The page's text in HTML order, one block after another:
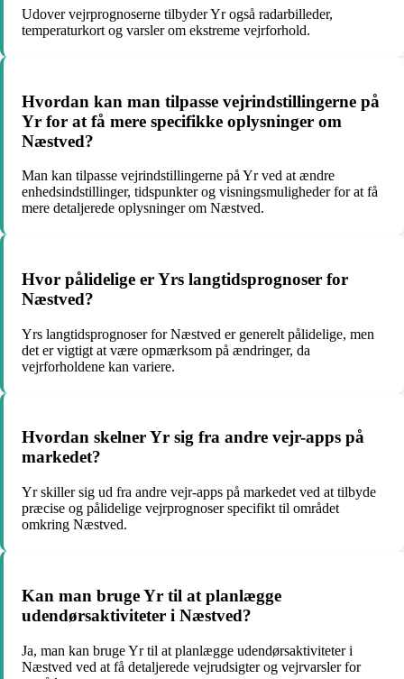
Udover vejrprognoserne tilbyder Yr også radarbilleder,
temperaturkort og varsler om ekstreme vejrforhold.
Hvordan kan man tilpasse vejrindstillingerne på
Yr for at få mere specifikke oplysninger om
Næstved?
Man kan tilpasse vejrindstillingerne på Yr ved at ændre
enhedsindstillinger, tidspunkter og visningsmuligheder for at få
mere detaljerede oplysninger om Næstved.
Hvor pålidelige er Yrs langtidsprognoser for
Næstved?
Yrs langtidsprognoser for Næstved er generelt pålidelige, men
det er vigtigt at være opmærksom på ændringer, da
vejrforholdene kan variere.
Hvordan skelner Yr sig fra andre vejr-apps på
markedet?
Yr skiller sig ud fra andre vejr-apps på markedet ved at tilbyde
præcise og pålidelige vejrprognoser specifikt til området
omkring Næstved.
Kan man bruge Yr til at planlægge
udendørsaktiviteter i Næstved?
Ja, man kan bruge Yr til at planlægge udendørsaktiviteter i
Næstved ved at få detaljerede vejrudsigter og vejrvarsler for